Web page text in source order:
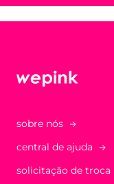
sobre nós
central de ajuda
solicitação de troca